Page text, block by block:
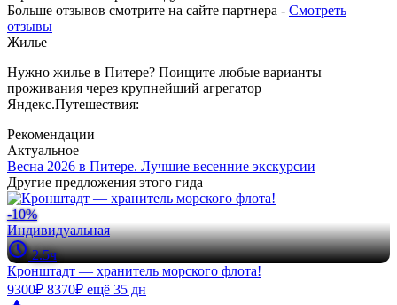
Больше отзывов смотрите на сайте партнера - Смотреть
отзывы
Жилье
Нужно жилье в Питере? Поищите любые варианты
проживания через крупнейший агрегатор
Яндекс.Путешествия:
Рекомендации
Актуальное
Весна 2026 в Питере. Лучшие весенние экскурсии
Другие предложения этого гида
-10%
Индивидуальная
2.5ч
Кронштадт — хранитель морского флота!
9300₽ 8370₽ ещё 35 дн